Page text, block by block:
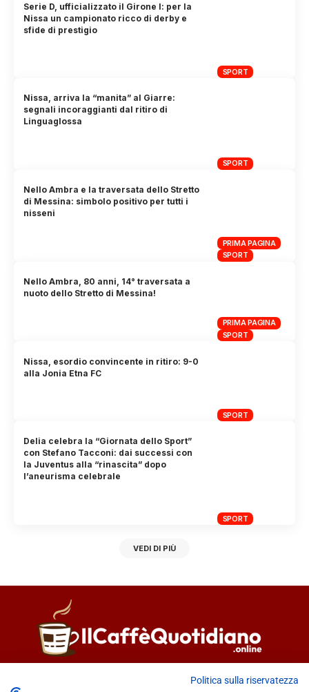
SPORT
Serie D, ufficializzato il Girone I: per la
Nissa un campionato ricco di derby e
sfide di prestigio
SPORT
Nissa, arriva la “manita” al Giarre:
segnali incoraggianti dal ritiro di
Linguaglossa
PRIMA PAGINA
SPORT
Nello Ambra e la traversata dello Stretto
di Messina: simbolo positivo per tutti i
nisseni
PRIMA PAGINA
SPORT
Nello Ambra, 80 anni, 14° traversata a
nuoto dello Stretto di Messina!
SPORT
Nissa, esordio convincente in ritiro: 9-0
alla Jonia Etna FC
SPORT
Delia celebra la “Giornata dello Sport”
con Stefano Tacconi: dai successi con
la Juventus alla “rinascita” dopo
l’aneurisma celebrale
VEDI DI PIÙ
Fiorella Falci
Politica sulla riservatezza